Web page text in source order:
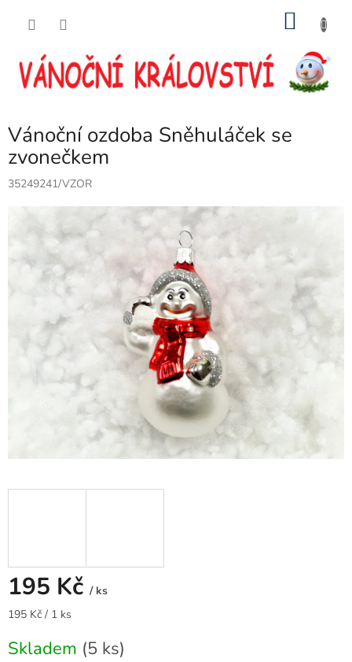
Vánoční ozdoba Sněhuláček se
zvonečkem
35249241/VZOR
195 Kč / ks
Měrná
195 Kč / 1 ks
Skladem (5 ks)